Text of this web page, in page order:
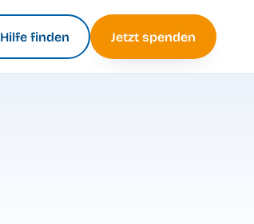
Hilfe finden Jetzt spenden